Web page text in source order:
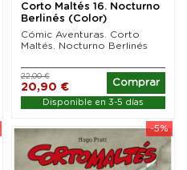
Corto Maltés 16. Nocturno
Berlinés (Color)
Cómic Aventuras. Corto
Maltés. Nocturno Berlinés
20,90 €
22,00 €
Comprar
Disponible en 3-5 días
-5%